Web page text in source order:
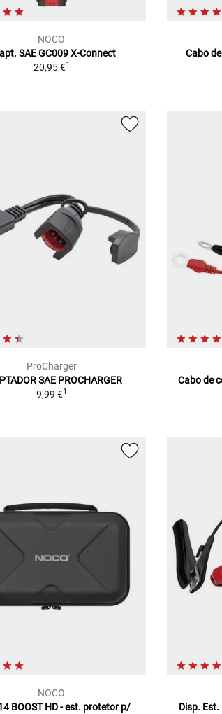
NOCO
SAE GC009 X-Connect
20,95 €1
Cabo
ProCharger
SAE PROCHARGER
9,99 €1
Cabo de
NOCO
BOOST HD - est. protetor p/
Disp. Est.